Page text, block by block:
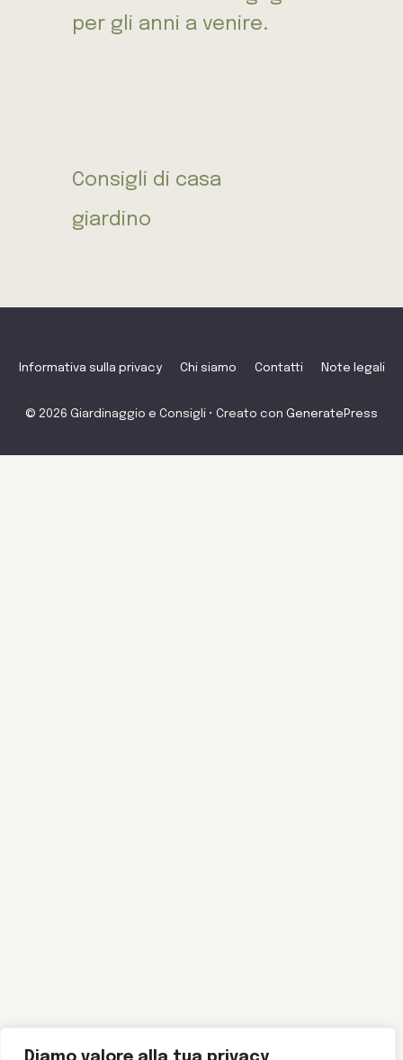
per gli anni a venire.
Consigli di casa
giardino
Informativa sulla privacy Chi siamo Contatti Note legali
© 2026 Giardinaggio e Consigli • Creato con GeneratePress